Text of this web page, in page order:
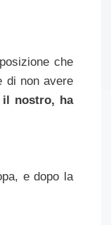
che
di non avere
il nostro, ha
e dopo la